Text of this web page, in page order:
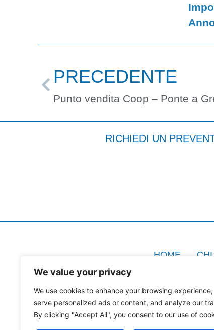
We value your privacy
We use cookies to enhance your browsing experience,
serve personalized ads or content, and analyze our
By clicking "Accept All", you consent to our use of
PRECEDENTE
Punto vendita Coop – Ponte a
RICHIEDI UN
HOME
Dabe Service srl, Località Olmo 115/